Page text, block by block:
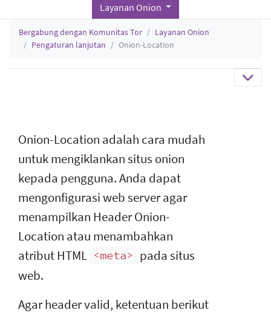
Layanan Onion
Bergabung dengan Komunitas Tor
Layanan Onion
Pengaturan lanjutan
Onion-Location
Onion-Location adalah cara mudah
untuk mengiklankan situs onion
kepada pengguna. Anda dapat
mengonfigurasi web server agar
menampilkan Header Onion-
Location atau menambahkan
atribut HTML <meta> pada situs
web.
Agar header valid, ketentuan berikut